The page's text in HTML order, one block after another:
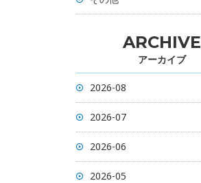
ARCHIVE
アーカイブ
2026-08
2026-07
2026-06
2026-05